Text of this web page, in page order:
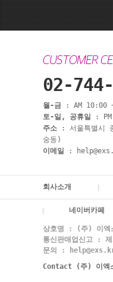
02-
월-금 : AM 10:00
토-일, 공휴일
:
주소 : 서울특별시
숭동)
이메일
:
회사소개
네이버카페
상호명 : (주) 이엑
통신판매업신고 :
문의 :
Contact (주) 이